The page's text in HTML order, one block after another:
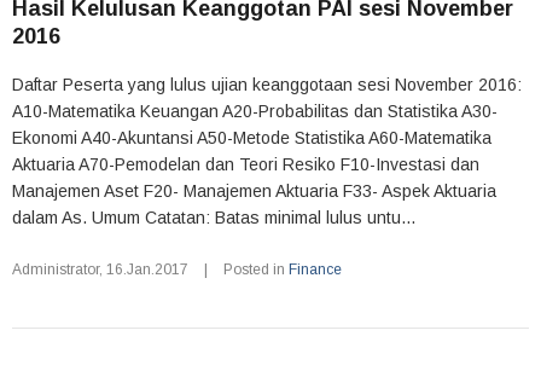
Hasil Kelulusan Keanggotan PAI sesi November
2016
Daftar Peserta yang lulus ujian keanggotaan sesi November 2016:
A10-Matematika Keuangan A20-Probabilitas dan Statistika A30-
Ekonomi A40-Akuntansi A50-Metode Statistika A60-Matematika
Aktuaria A70-Pemodelan dan Teori Resiko F10-Investasi dan
Manajemen Aset F20- Manajemen Aktuaria F33- Aspek Aktuaria
dalam As. Umum Catatan: Batas minimal lulus untu...
Administrator, 16.Jan.2017 Posted in Finance